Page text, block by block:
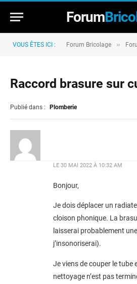
Forum
VOUS ÊTES ICI : Forum Bricolage »
Raccord brasure sur
Publié dans : Plomberie
LE 30 MAI 2022 À 10:32 AM
Bonjour,
Je dois déplacer un
cloison phonique. La
laisserai probablement
j’insonoriserai).
Je viens de couper le tube
nettoyage n’est pas